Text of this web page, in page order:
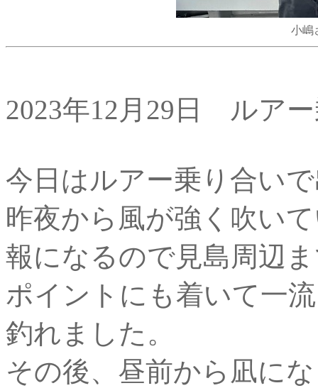
小嶋
2023年12月29日 ルア
今日はルアー乗り合い
昨夜から風が強く吹い
報になるので見島周辺
ポイントにも着いて一
釣れました。
その後、昼前から凪に